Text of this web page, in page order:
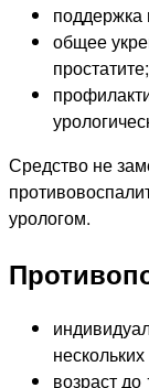
поддержка
общее
простатите;
Средство не
урологом.
возраст до